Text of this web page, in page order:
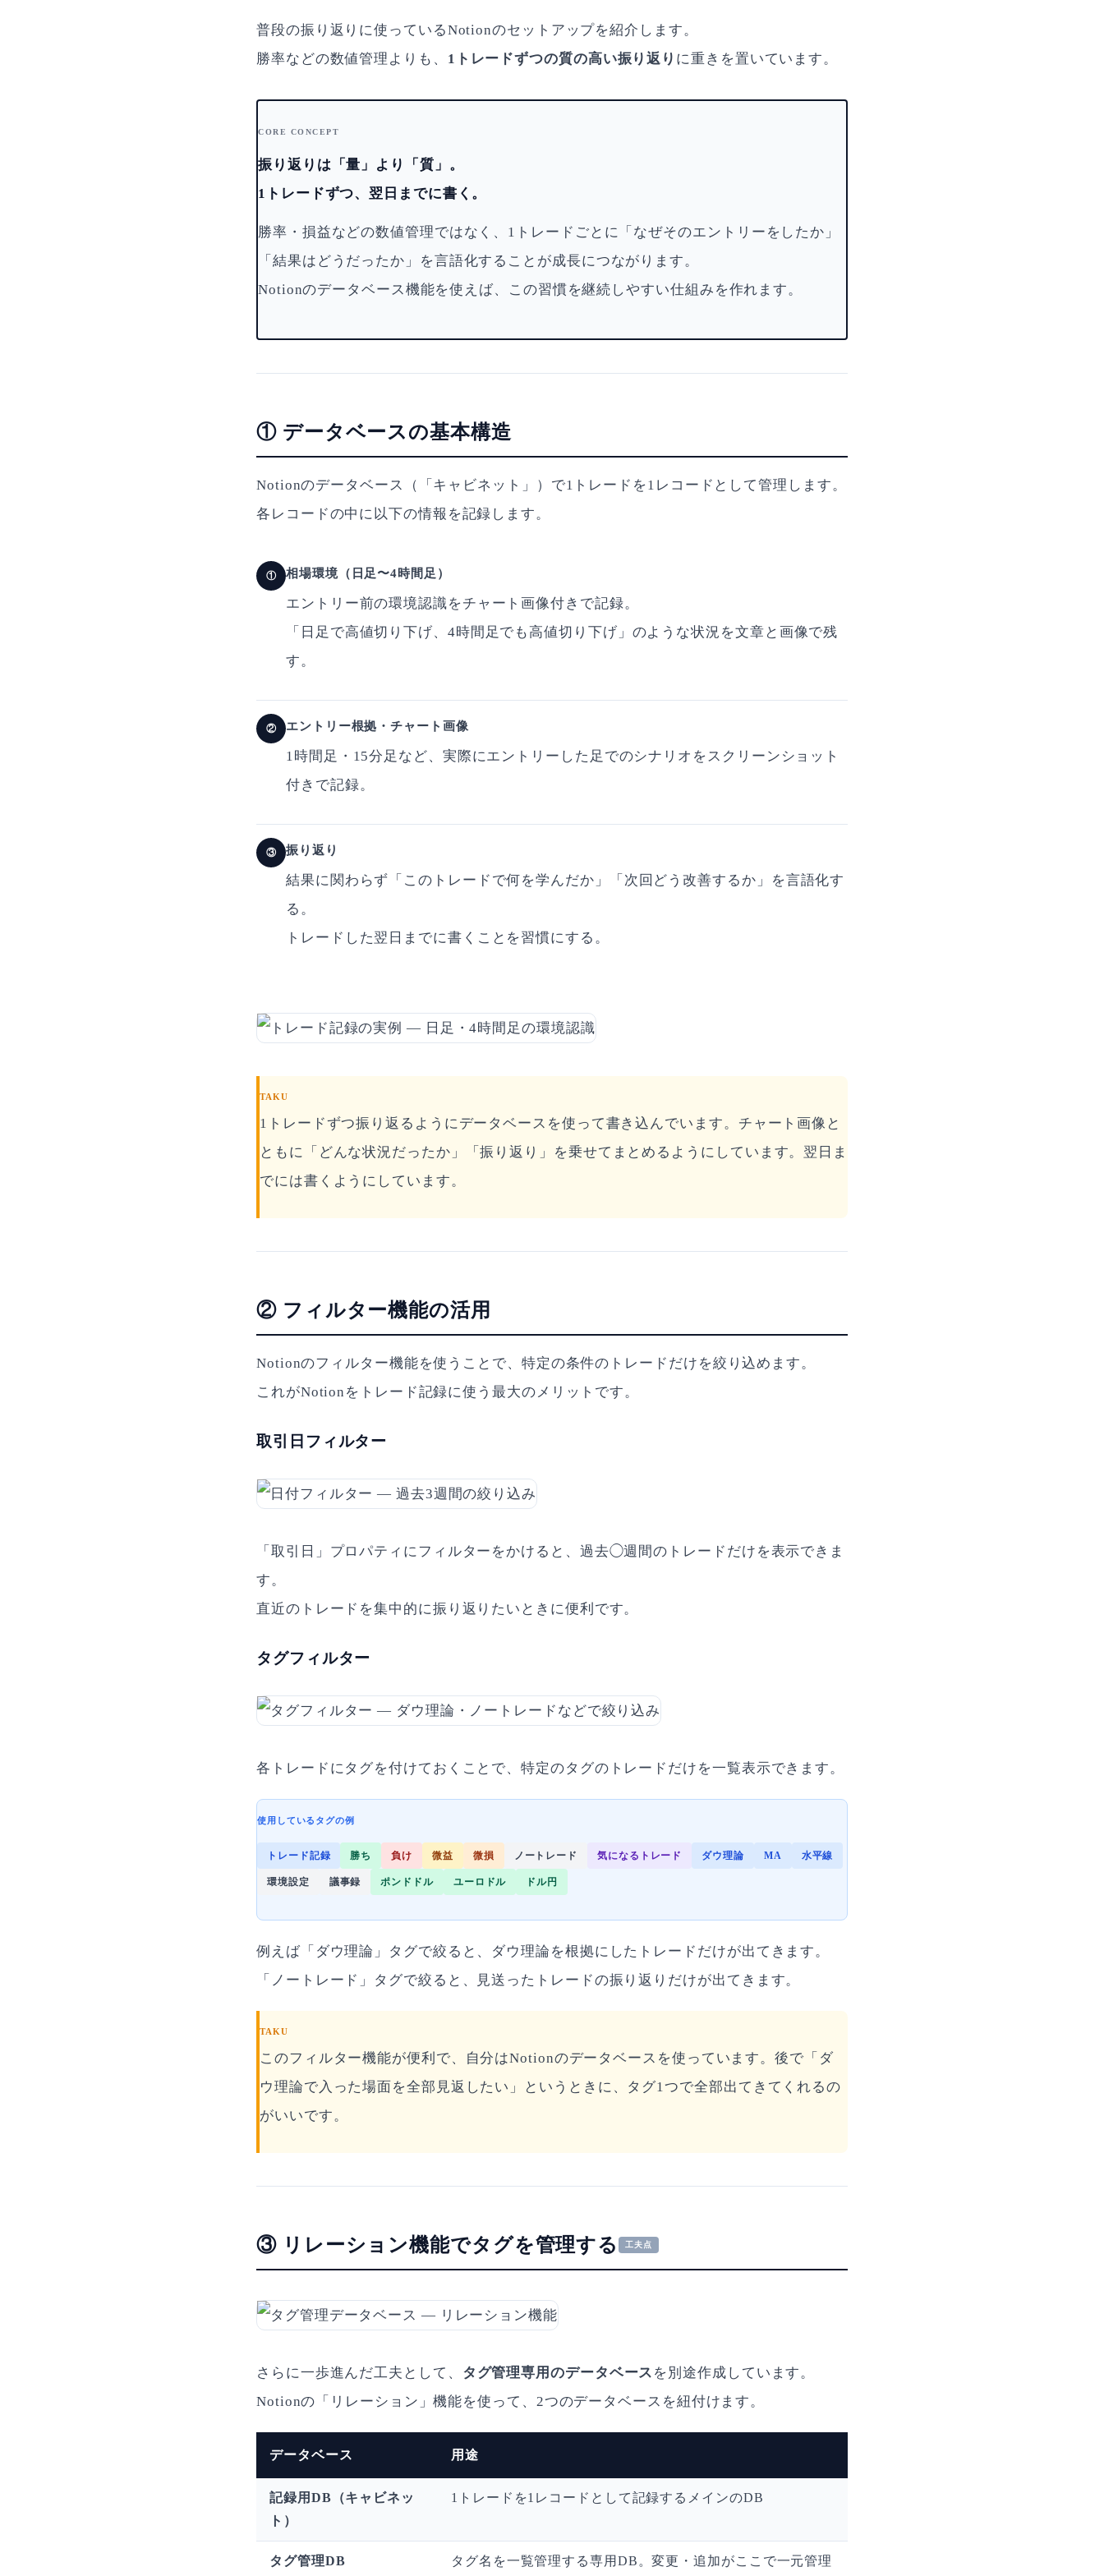
普段の振り返りに使っているNotionのセットアップを紹介します。
勝率などの数値管理よりも、 1トレードずつの質の高い振り返り に重きを置いています。
CORE CONCEPT
振り返りは「量」より「質」。
1トレードずつ、翌日までに書く。
勝率・損益などの数値管理ではなく、1トレードごとに「なぜそのエントリーをしたか」
「結果はどうだったか」を言語化することが成長につながります。
Notionのデータベース機能を使えば、この習慣を継続しやすい仕組みを作れます。
① データベースの基本構造
Notionのデータベース（「キャビネット」）で1トレードを1レコードとして管理します。
各レコードの中に以下の情報を記録します。
① 相場環境（日足〜4時間足）
エントリー前の環境認識をチャート画像付きで記録。
「日足で高値切り下げ、4時間足でも高値切り下げ」のような状況を文章と画像で残
す。
② エントリー根拠・チャート画像
1時間足・15分足など、実際にエントリーした足でのシナリオをスクリーンショット
付きで記録。
③ 振り返り
結果に関わらず「このトレードで何を学んだか」「次回どう改善するか」を言語化す
る。
トレードした翌日までに書くことを習慣にする。
TAKU
1トレードずつ振り返るようにデータベースを使って書き込んでいます。チャート画像と
ともに「どんな状況だったか」「振り返り」を乗せてまとめるようにしています。翌日ま
でには書くようにしています。
② フィルター機能の活用
Notionのフィルター機能を使うことで、特定の条件のトレードだけを絞り込めます。
これがNotionをトレード記録に使う最大のメリットです。
取引日フィルター
「取引日」プロパティにフィルターをかけると、過去◯週間のトレードだけを表示できま
す。
直近のトレードを集中的に振り返りたいときに便利です。
タグフィルター
各トレードにタグを付けておくことで、特定のタグのトレードだけを一覧表示できます。
使用しているタグの例
トレード記録 勝ち 負け 微益 微損 ノートレード 気になるトレード ダウ理論 MA 水平線
環境設定 議事録 ポンドドル ユーロドル ドル円
例えば「ダウ理論」タグで絞ると、ダウ理論を根拠にしたトレードだけが出てきます。
「ノートレード」タグで絞ると、見送ったトレードの振り返りだけが出てきます。
TAKU
このフィルター機能が便利で、自分はNotionのデータベースを使っています。後で「ダ
ウ理論で入った場面を全部見返したい」というときに、タグ1つで全部出てきてくれるの
がいいです。
③ リレーション機能でタグを管理する 工夫点
さらに一歩進んだ工夫として、 タグ管理専用のデータベース を別途作成しています。
Notionの「リレーション」機能を使って、2つのデータベースを紐付けます。
データベース 用途
記録用DB（キャビネッ
ト）
1トレードを1レコードとして記録するメインのDB
タグ管理DB タグ名を一覧管理する専用DB。変更・追加がここで一元管理